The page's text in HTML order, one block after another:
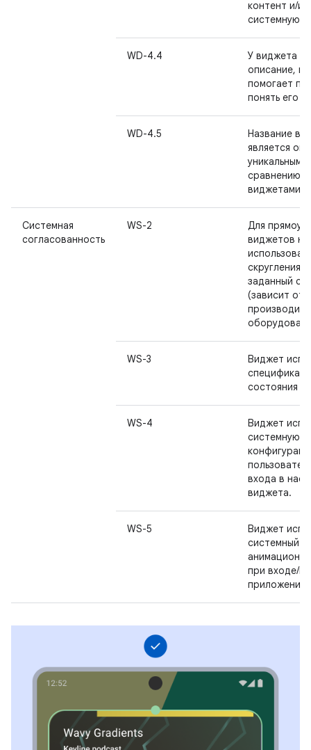
контент и/
системную
WD-4.4
У виджета
описание,
помогает
понять его
WD-4.5
Название
является
уникальным
сравнению с
виджетами
Системная
согласованность
WS-2
Для
виджетов
скругления
заданный
(зависит от
WS-3
Виджет
состояния
WS-4
Виджет
системную
входа в
виджета.
WS-5
Виджет
системный
при входе/
приложения.